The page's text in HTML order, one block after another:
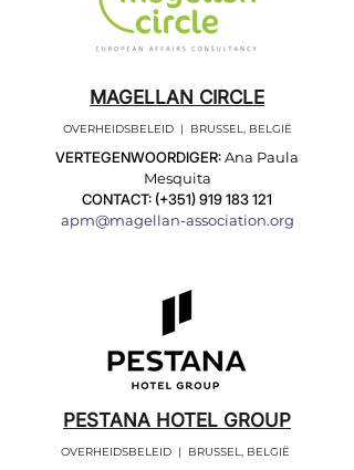
MAGELLAN CIRCLE
OVERHEIDSBELEID | BRUSSEL, BELGIË
VERTEGENWOORDIGER:Ana Paula
Mesquita
CONTACT: (+351)919 183 121
apm@magellan-association.org
PESTANA HOTEL GROUP
OVERHEIDSBELEID | BRUSSEL, BELGIË